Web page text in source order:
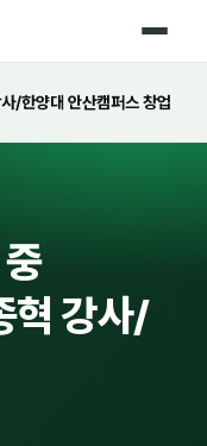
/한양대 안산캠퍼스 창업
혁 강사/